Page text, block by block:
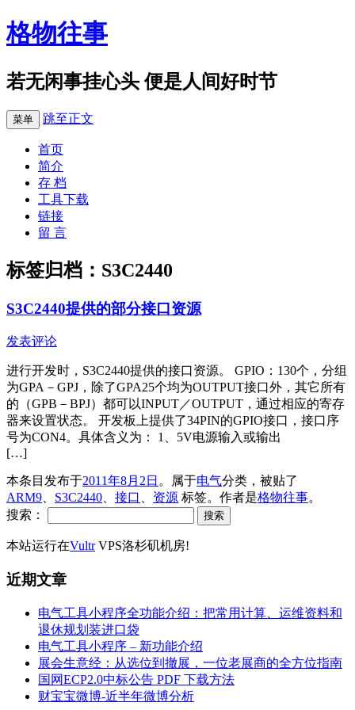
格物往事
若无闲事挂心头 便是人间好时节
菜单 跳至正文
首页
简介
存 档
工具下载
链接
留 言
标签归档： S3C2440
S3C2440提供的部分接口资源
发表评论
进行开发时，S3C2440提供的接口资源。 GPIO：130个，分组
为GPA－GPJ，除了GPA25个均为OUTPUT接口外，其它所有
的（GPB－BPJ）都可以INPUT／OUTPUT，通过相应的寄存
器来设置状态。 开发板上提供了34PIN的GPIO接口，接口序
号为CON4。具体含义为： 1、5V电源输入或输出
[…]
本条目发布于2011年8月2日 。属于电气分类，被贴了
ARM9
S3C2440 接口 资源 标签。 作者是格物往事。
搜索：
本站运行在VultrVPS洛杉矶机房!
近期文章
电气工具小程序全功能介绍：把常用计算、运维资料和
退休规划装进口袋
电气工具小程序 – 新功能介绍
展会生意经：从选位到撤展，一位老展商的全方位指南
国网ECP2.0中标公告 PDF 下载方法
财宝宝微博-近半年微博分析